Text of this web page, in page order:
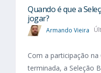
Quando é que a
jogar?
Armando Vieira
Com a participação
terminada, a Seleção